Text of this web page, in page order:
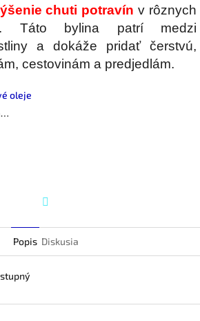
chuti potravín v rôznych
Táto bylina patrí medzi
a dokáže pridať čerstvú,
cestovinám a predjedlám.
oleje
Popis Diskusia